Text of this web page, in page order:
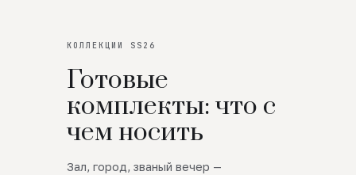
КОЛЛЕКЦИИ SS26
Готовые
комплекты: что с
чем носить
Зал, город, званый вечер —